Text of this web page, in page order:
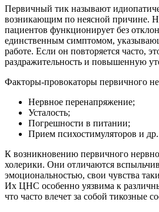
Первичный тик называют
возникающим по неясной причине.
пациентов функционирует без
единственным симптомом,
работе. Если он повторяется часто,
раздражительность и повышенную
Факторы-провокаторы первичного
Нервное перенапряжение;
Усталость;
Погрешности в питании;
Прием психостимуляторов и др.
К возникновению первичного
холерики. Они отличаются
эмоциональностью, свои чувства
Их ЦНС особенно уязвима к
что часто влечет за собой тикозные